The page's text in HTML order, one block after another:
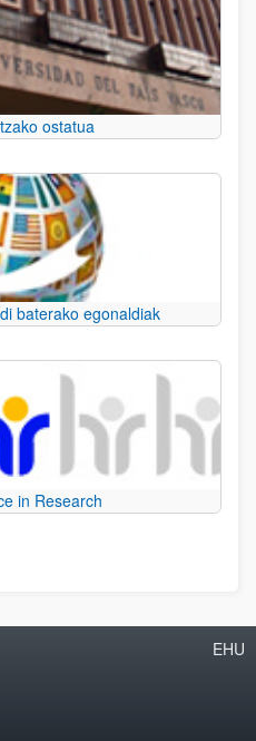
ostatua
baterako egonaldiak
in Research
EHU